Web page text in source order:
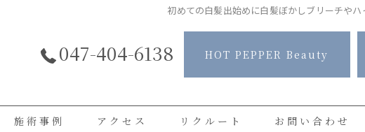
初めての白髪出始めに白髪ぼかしブリーチや
047-404-6138 HOT PEPPER Beauty
施術事例 アクセス リクルート お問い合わせ